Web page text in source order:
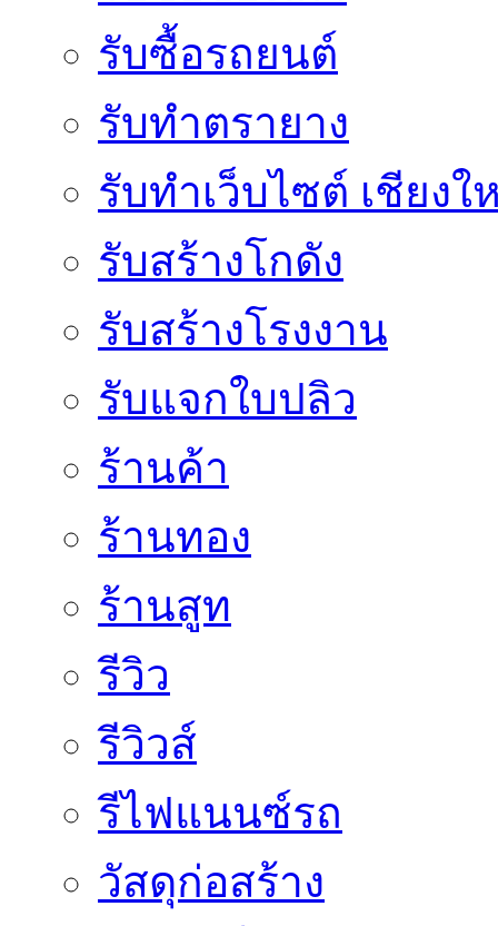
รับซื้อรถยนต์
รับทำตรายาง
รับทำเว็บไซต์ เชียงใ
รับสร้างโกดัง
รับสร้างโรงงาน
รับแจกใบปลิว
ร้านค้า
ร้านทอง
ร้านสูท
รีวิว
รีวิวส์
รีไฟแนนซ์รถ
วัสดุก่อสร้าง